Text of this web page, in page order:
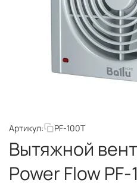
Артикул: PF-100T
Вытяжной
Power Flow